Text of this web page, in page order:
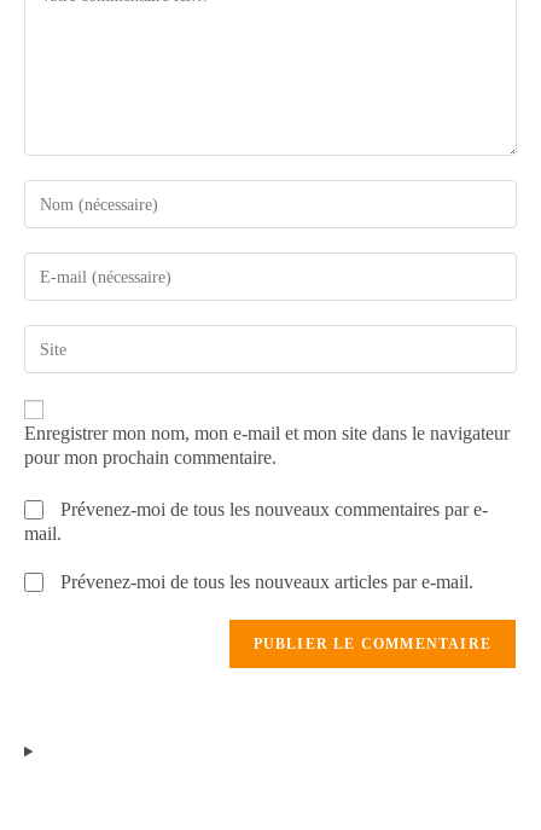
Enregistrer mon nom, mon e-mail et mon site dans le navigateur
pour mon prochain commentaire.
Prévenez-moi de tous les nouveaux commentaires par e-
mail.
Prévenez-moi de tous les nouveaux articles par e-mail.